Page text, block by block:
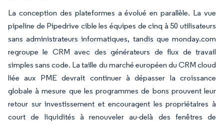
La conception des plateformes a évolué en parallèle. La vue
pipeline de Pipedrive cible les équipes de cinq à 50 utilisateurs
sans administrateurs informatiques, tandis que monday.com
regroupe le CRM avec des générateurs de flux de travail
simples sans code. La taille du marché européen du CRM cloud
liée aux PME devrait continuer à dépasser la croissance
globale à mesure que les programmes de bons prouvent leur
retour sur investissement et encouragent les propriétaires à
court de liquidités à renouveler au-delà des fenêtres de